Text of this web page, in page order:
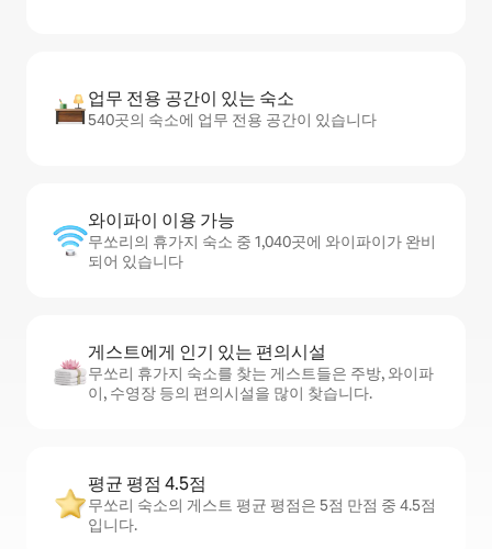
업무 전용 공간이 있는 숙소
540곳의 숙소에 업무 전용 공간이 있습니다
와이파이 이용 가능
무쏘리의 휴가지 숙소 중 1,040곳에 와이파이가 완비
되어 있습니다
게스트에게 인기 있는 편의시설
무쏘리 휴가지 숙소를 찾는 게스트들은 주방, 와이파
이, 수영장 등의 편의시설을 많이 찾습니다.
평균 평점 4.5점
무쏘리 숙소의 게스트 평균 평점은 5점 만점 중 4.5점
입니다.